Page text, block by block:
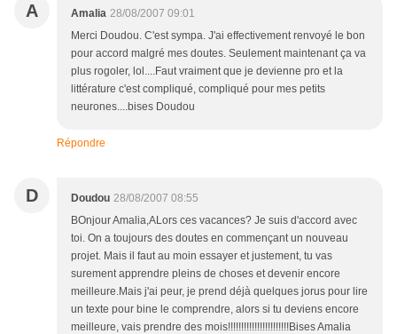
A Amalia 28/08/2007 09:01
Merci Doudou. C'est sympa. J'ai effectivement renvoyé le bon
pour accord malgré mes doutes. Seulement maintenant ça va
plus rogoler, lol....Faut vraiment que je devienne pro et la
littérature c'est compliqué, compliqué pour mes petits
neurones....bises Doudou
Répondre
D Doudou 28/08/2007 08:55
BOnjour Amalia,ALors ces vacances? Je suis d'accord avec
toi. On a toujours des doutes en commençant un nouveau
projet. Mais il faut au moin essayer et justement, tu vas
surement apprendre pleins de choses et devenir encore
meilleure.Mais j'ai peur, je prend déjà quelques jorus pour lire
un texte pour bine le comprendre, alors si tu deviens encore
meilleure, vais prendre des mois!!!!!!!!!!!!!!!!!!!!!!!Bises Amalia